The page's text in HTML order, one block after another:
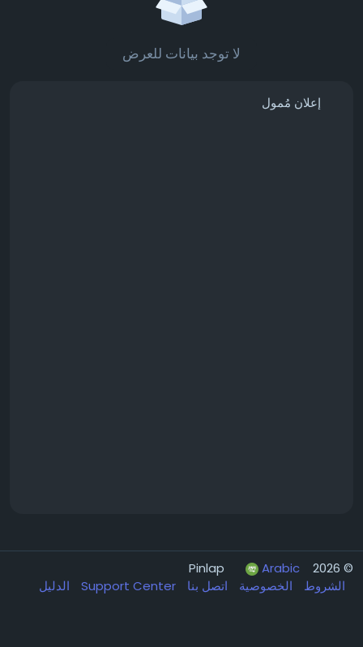
لا توجد بيانات للعرض
إعلان مُمول
© 2026 Pinlap
Arabic
الشروط
الخصوصية اتصل بنا Support Center الدليل